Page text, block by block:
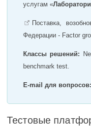
услугам «
Поставка,
Федерации - Factor
Классы решений:
benchmark test.
E-mail для вопросов:
Тестовые